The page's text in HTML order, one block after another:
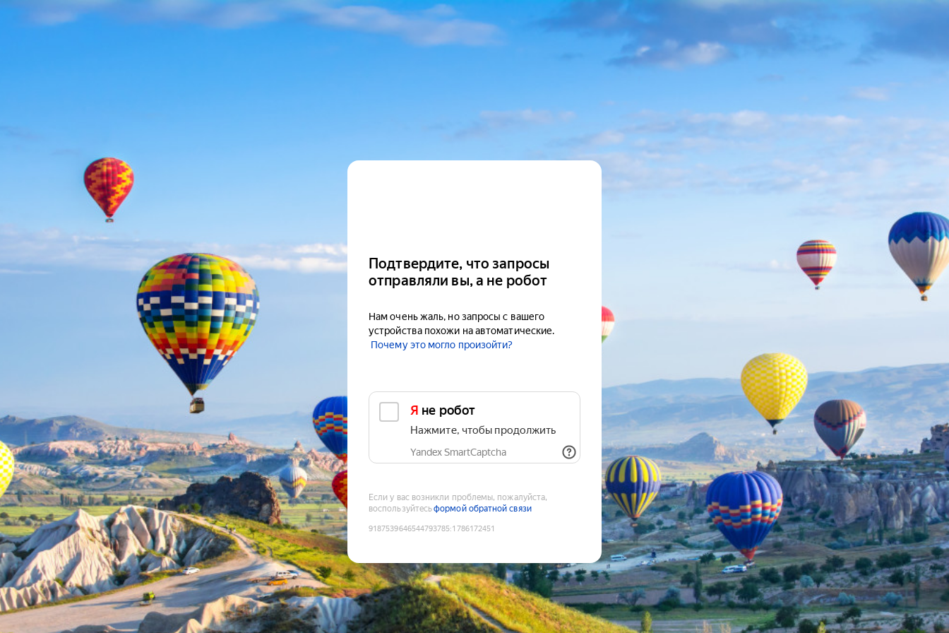
Подтвердите, что запросы
отправляли вы, а не робот
Нам очень жаль, но запросы с вашего
устройства похожи на автоматические.
Почему это могло произойти?
Я не робот
Нажмите, чтобы продолжить
Yandex SmartCaptcha
Если у вас возникли проблемы, пожалуйста,
воспользуйтесьформой обратной связи
9187539646544793785:1786172451